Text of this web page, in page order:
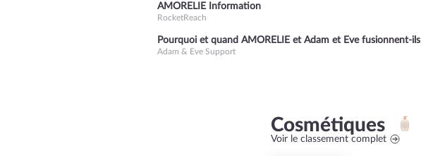
AMORELIE Information
RocketReach
Pourquoi et quand AMORELIE et Adam et Eve fusionnent-ils
Adam & Eve Support
Cosmétiques
Voir le classement complet